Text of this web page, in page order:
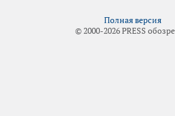
Полная версия
© 2000-2026 PRESS